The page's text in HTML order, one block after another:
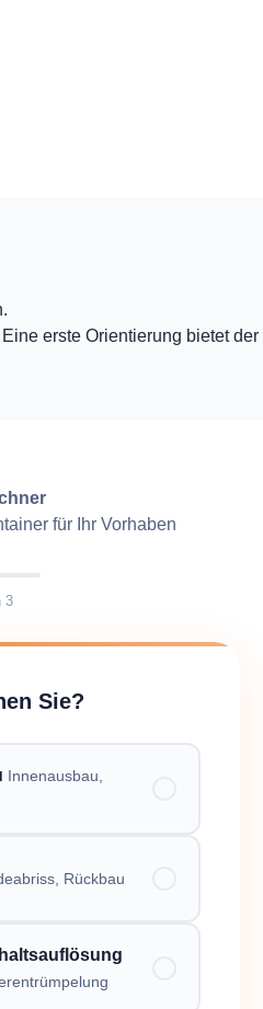
erste Orientierung bietet der
für Ihr Vorhaben
3
Sie?
Innenausbau,
Rückbau